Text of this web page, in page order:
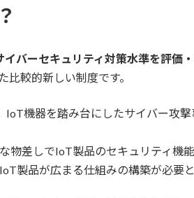
イバーセキュリティ対策水準を評価
較的新しい制度です。
機器を踏み台にしたサイバー攻
物差しでIoT製品のセキュリティ機
製品が広まる仕組みの構築が必要